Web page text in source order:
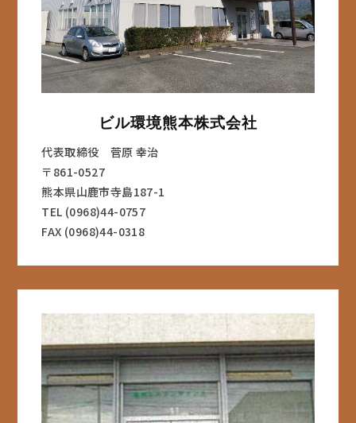
ビル環境熊本株式会社
代表取締役 菅原 幸治
〒861-0527
熊本県山鹿市寺島187-1
TEL (0968)44-0757
FAX (0968)44-0318